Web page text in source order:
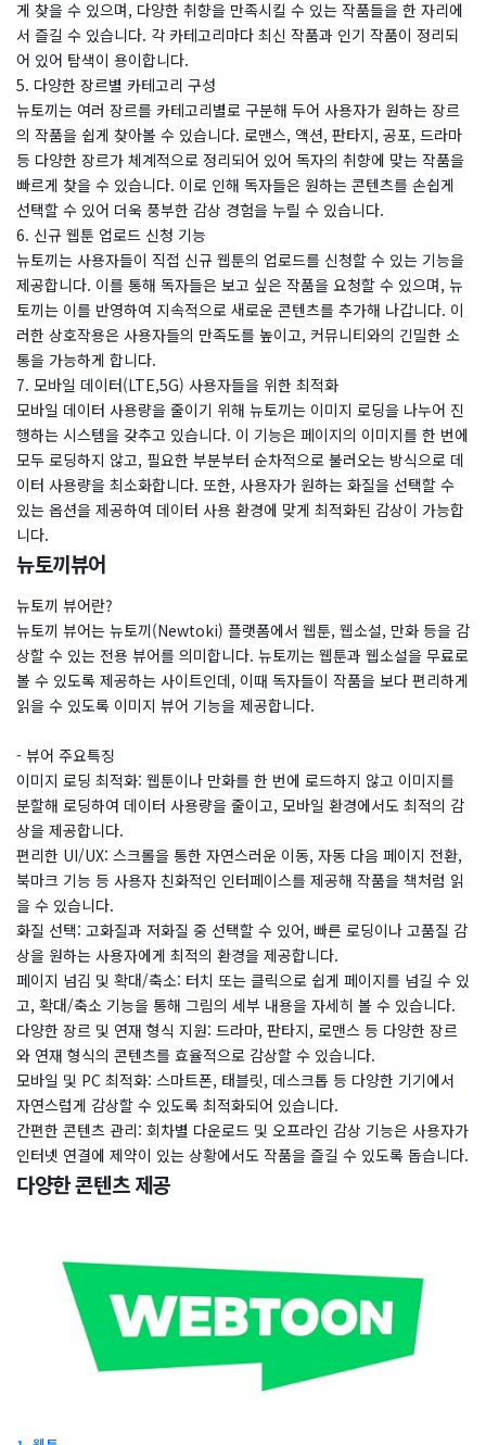
게 찾을 수 있으며, 다양한 취향을 만족시킬 수 있는 작품들을 한 자리에
서 즐길 수 있습니다. 각 카테고리마다 최신 작품과 인기 작품이 정리되
어 있어 탐색이 용이합니다.
5. 다양한 장르별 카테고리 구성
뉴토끼는 여러 장르를 카테고리별로 구분해 두어 사용자가 원하는 장르
의 작품을 쉽게 찾아볼 수 있습니다. 로맨스, 액션, 판타지, 공포, 드라마
등 다양한 장르가 체계적으로 정리되어 있어 독자의 취향에 맞는 작품을
빠르게 찾을 수 있습니다. 이로 인해 독자들은 원하는 콘텐츠를 손쉽게
선택할 수 있어 더욱 풍부한 감상 경험을 누릴 수 있습니다.
6. 신규 웹툰 업로드 신청 기능
뉴토끼는 사용자들이 직접 신규 웹툰의 업로드를 신청할 수 있는 기능을
제공합니다. 이를 통해 독자들은 보고 싶은 작품을 요청할 수 있으며, 뉴
토끼는 이를 반영하여 지속적으로 새로운 콘텐츠를 추가해 나갑니다. 이
러한 상호작용은 사용자들의 만족도를 높이고, 커뮤니티와의 긴밀한 소
통을 가능하게 합니다.
7. 모바일 데이터(LTE,5G) 사용자들을 위한 최적화
모바일 데이터 사용량을 줄이기 위해 뉴토끼는 이미지 로딩을 나누어 진
행하는 시스템을 갖추고 있습니다. 이 기능은 페이지의 이미지를 한 번에
모두 로딩하지 않고, 필요한 부분부터 순차적으로 불러오는 방식으로 데
이터 사용량을 최소화합니다. 또한, 사용자가 원하는 화질을 선택할 수
있는 옵션을 제공하여 데이터 사용 환경에 맞게 최적화된 감상이 가능합
니다.
뉴토끼뷰어
뉴토끼 뷰어란?
뉴토끼 뷰어는 뉴토끼(Newtoki) 플랫폼에서 웹툰, 웹소설, 만화 등을 감
상할 수 있는 전용 뷰어를 의미합니다. 뉴토끼는 웹툰과 웹소설을 무료로
볼 수 있도록 제공하는 사이트인데, 이때 독자들이 작품을 보다 편리하게
읽을 수 있도록 이미지 뷰어 기능을 제공합니다.
- 뷰어 주요특징
이미지 로딩 최적화: 웹툰이나 만화를 한 번에 로드하지 않고 이미지를
분할해 로딩하여 데이터 사용량을 줄이고, 모바일 환경에서도 최적의 감
상을 제공합니다.
편리한 UI/UX: 스크롤을 통한 자연스러운 이동, 자동 다음 페이지 전환,
북마크 기능 등 사용자 친화적인 인터페이스를 제공해 작품을 책처럼 읽
을 수 있습니다.
화질 선택: 고화질과 저화질 중 선택할 수 있어, 빠른 로딩이나 고품질 감
상을 원하는 사용자에게 최적의 환경을 제공합니다.
페이지 넘김 및 확대/축소: 터치 또는 클릭으로 쉽게 페이지를 넘길 수 있
고, 확대/축소 기능을 통해 그림의 세부 내용을 자세히 볼 수 있습니다.
다양한 장르 및 연재 형식 지원: 드라마, 판타지, 로맨스 등 다양한 장르
와 연재 형식의 콘텐츠를 효율적으로 감상할 수 있습니다.
모바일 및 PC 최적화: 스마트폰, 태블릿, 데스크톱 등 다양한 기기에서
자연스럽게 감상할 수 있도록 최적화되어 있습니다.
​간편한 콘텐츠 관리: 회차별 다운로드 및 오프라인 감상 기능은 사용자가
인터넷 연결에 제약이 있는 상황에서도 작품을 즐길 수 있도록 돕습니다.
다양한 콘텐츠 제공